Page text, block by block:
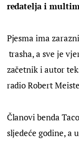
redatelja i
Pjesma ima
trasha, a sve je
začetnik i autor
radio Robert
Članovi benda
sljedeće godine, a